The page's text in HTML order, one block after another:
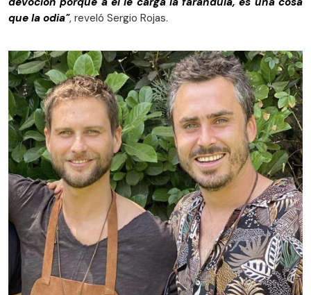
que la odia", reveló Sergio Rojas.